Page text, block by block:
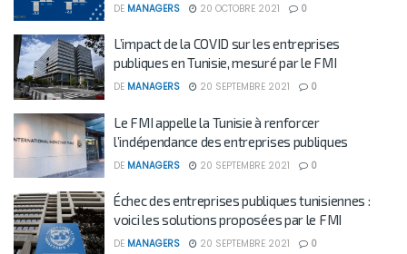
DE MANAGERS 20 OCTOBRE 2021 0
L’impact de la COVID sur les entreprises
publiques en Tunisie, mesuré par le FMI
DE MANAGERS 20 SEPTEMBRE 2021 0
Le FMI appelle la Tunisie à renforcer
l’indépendance des entreprises publiques
DE MANAGERS 20 SEPTEMBRE 2021 0
Échec des entreprises publiques tunisiennes :
voici les solutions proposées par le FMI
DE MANAGERS 20 SEPTEMBRE 2021 0